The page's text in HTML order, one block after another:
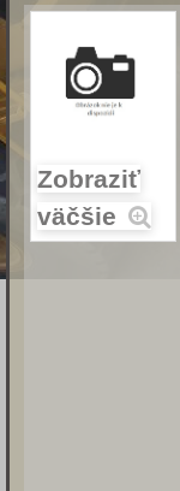
Zobraziť
väčšie